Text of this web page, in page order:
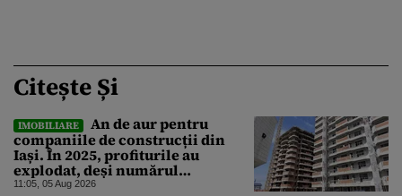
Citește Și
IMOBILIARE
An de aur pentru
companiile de construcții din
Iași. În 2025, profiturile au
explodat, deși numărul
angajaților a scăzut
11:05, 05 Aug 2026